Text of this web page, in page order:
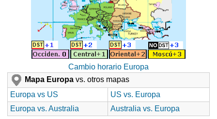
Cambio horario Europa
Mapa Europa vs. otros mapas
Europa vs US
US vs. Europa
Europa vs. Australia
Australia vs. Europa